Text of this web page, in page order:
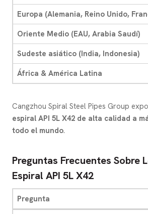
Europa (Alemania, Reino Unido,
Oriente Medio (EAU, Arabia Saudí)
Sudeste asiático (India, Indonesia)
África & América Latina
Cangzhou Spiral Steel Pipes Group
espiral API 5L X42 de alta calidad a
todo el mundo.
Preguntas Frecuentes Sobre
Espiral API 5L X42
Pregunta